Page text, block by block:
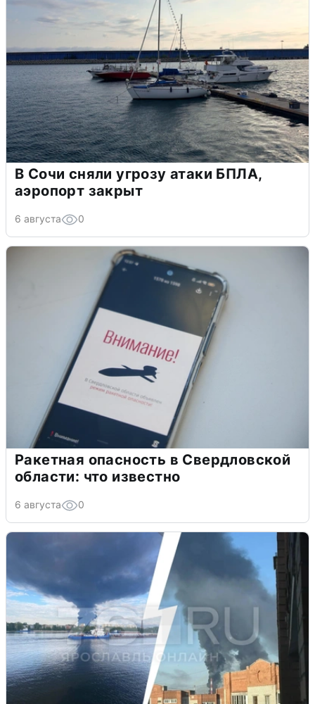
В Сочи сняли угрозу атаки БПЛА,
аэропорт закрыт
6 августа 0
Ракетная опасность в Свердловской
области: что известно
6 августа 0